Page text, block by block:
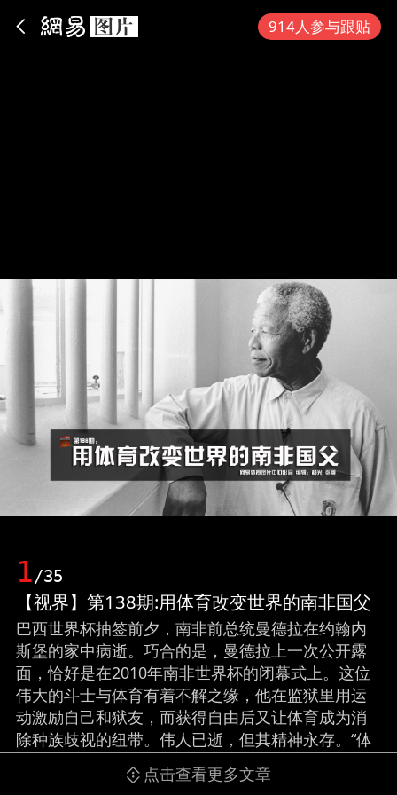
914人参与跟贴
1/35
【视界】第138期:用体育改变世界的南非国父
巴西世界杯抽签前夕，南非前总统曼德拉在约翰内
斯堡的家中病逝。巧合的是，曼德拉上一次公开露
面，恰好是在2010年南非世界杯的闭幕式上。这位
伟大的斗士与体育有着不解之缘，他在监狱里用运
动激励自己和狱友，而获得自由后又让体育成为消
除种族歧视的纽带。伟人已逝，但其精神永存。“体
育，拥有改变世界的力量”。曼德拉的传奇一生，无
疑为这句话作出了最佳诠释。
点击查看更多文章